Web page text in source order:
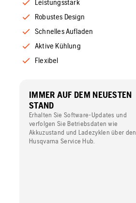
Leistungsstark
Robustes Design
Schnelles Aufladen
Aktive Kühlung
Flexibel
IMMER AUF DEM NEUESTEN
STAND
Erhalten Sie Software-Updates und
verfolgen Sie Betriebsdaten wie
Akkuzustand und Ladezyklen über den
Husqvarna Service Hub.